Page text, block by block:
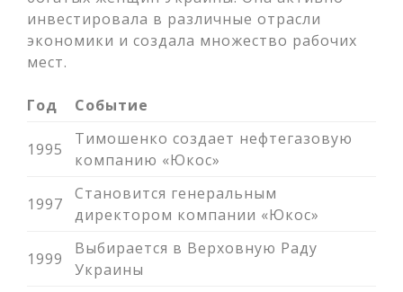
инвестировала в различные отрасли
экономики и создала множество рабочих
мест.
Год Событие
1995
Тимошенко создает нефтегазовую
компанию «Юкос»
1997
Становится генеральным
директором компании «Юкос»
1999
Выбирается в Верховную Раду
Украины